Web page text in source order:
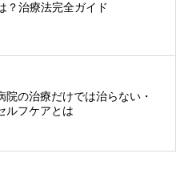
？治療法完全ガイド
院の治療だけでは治らない・
ルフケアとは